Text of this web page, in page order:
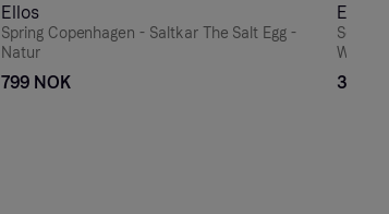
Ellos
Spring Copenhagen - Saltkar The Salt Egg -
Natur
799 NOK
Ellos
Serax
330